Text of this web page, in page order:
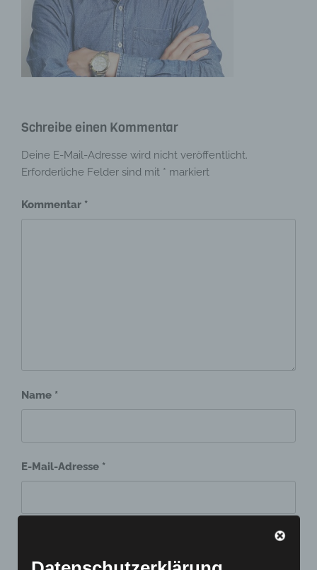
Schreibe einen Kommentar
Deine E-Mail-Adresse wird nicht veröffentlicht.
Erforderliche Felder sind mit * markiert
Kommentar *
Name *
E-Mail-Adresse *